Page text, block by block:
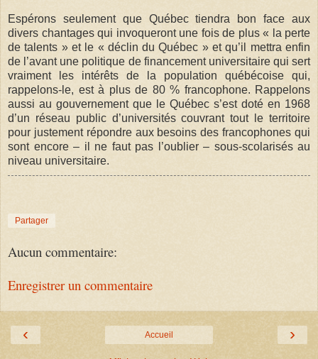
Espérons seulement que Québec tiendra bon face aux
divers chantages qui invoqueront une fois de plus « la perte
de talents » et le « déclin du Québec » et qu’il mettra enfin
de l’avant une politique de financement universitaire qui sert
vraiment les intérêts de la population québécoise qui,
rappelons-le, est à plus de 80 % francophone. Rappelons
aussi au gouvernement que le Québec s’est doté en 1968
d’un réseau public d’universités couvrant tout le territoire
pour justement répondre aux besoins des francophones qui
sont encore – il ne faut pas l’oublier – sous-scolarisés au
niveau universitaire.
Partager
Aucun commentaire:
Enregistrer un commentaire
‹ ›
Accueil